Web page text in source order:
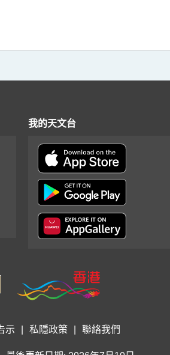
我的天文台
示 私隱政策 聯絡我們